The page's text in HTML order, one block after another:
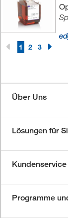
1 2 3
Über Uns
Lösungen für
Kundenservice
Programme